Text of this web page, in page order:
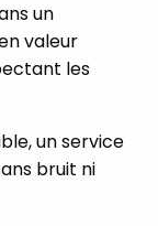
un
valeur
les
un service
bruit ni